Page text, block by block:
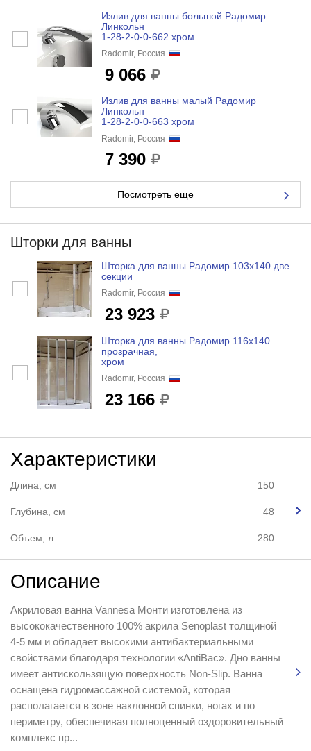
Излив для ванны большой Радомир
Линкольн
1-28-2-0-0-662 хром
Radomir, Россия
9 066
Излив для ванны малый Радомир
Линкольн
1-28-2-0-0-663 хром
Radomir, Россия
7 390
Посмотреть еще
Шторки для ванны
Шторка для ванны Радомир 103х140 две
секции
Radomir, Россия
23 923
Шторка для ванны Радомир 116х140
прозрачная,
хром
Radomir, Россия
23 166
Характеристики
Длина, см 150
Глубина, см 48
Объем, л 280
Описание
Акриловая ванна Vannesa Монти изготовлена из
высококачественного 100% акрила Senoplast толщиной
4-5 мм и обладает высокими антибактериальными
свойствами благодаря технологии «AntiBac». Дно ванны
имеет антискользящую поверхность Non-Slip. Ванна
оснащена гидромассажной системой, которая
располагается в зоне наклонной спинки, ногах и по
периметру, обеспечивая полноценный оздоровительный
комплекс пр...